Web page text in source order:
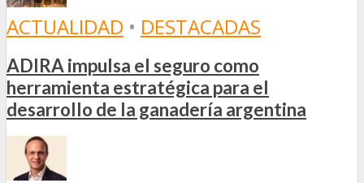
ACTUALIDAD • DESTACADAS
ADIRA impulsa el seguro como
herramienta estratégica para el
desarrollo de la ganadería argentina